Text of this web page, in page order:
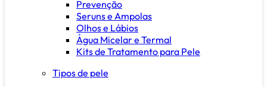
Prevenção
Seruns e Ampolas
Olhos e Lábios
Água Micelar e Termal
Kits de Tratamento para Pele
Tipos de pele